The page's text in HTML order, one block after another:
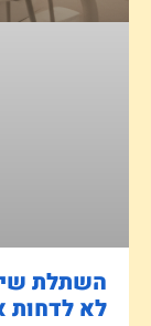
השתלת
לא לדחות